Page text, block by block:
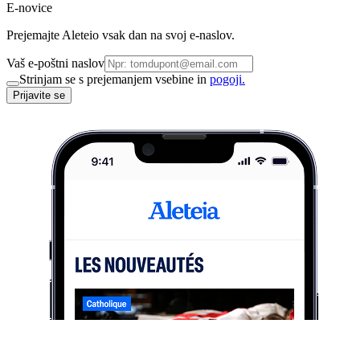
E-novice
Prejemajte Aleteio vsak dan na svoj e-naslov.
Vaš e-poštni naslov
Strinjam se s prejemanjem vsebine in pogoji.
Prijavite se